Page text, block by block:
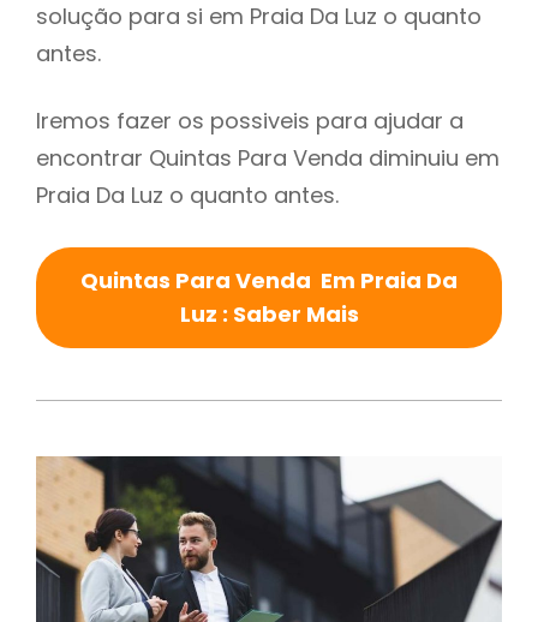
solução para si em Praia Da Luz o quanto
antes.
Iremos fazer os possiveis para ajudar a
encontrar Quintas Para Venda diminuiu em
Praia Da Luz o quanto antes.
Quintas Para Venda Em Praia Da
Luz : Saber Mais